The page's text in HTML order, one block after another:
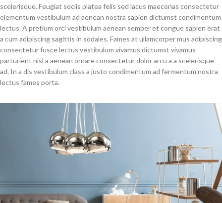
scelerisque. Feugiat sociis platea felis sed lacus maecenas consectetur
elementum vestibulum ad aenean nostra sapien dictumst condimentum
lectus. A pretium orci vestibulum aenean semper et congue sapien erat
a cum adipiscing sagittis in sodales. Fames at ullamcorper mus adipiscing
consectetur fusce lectus vestibulum vivamus dictumst vivamus
parturient nisl a aenean ornare consectetur dolor arcu a a scelerisque
ad. In a dis vestibulum class a justo condimentum ad fermentum nostra
lectus fames porta.